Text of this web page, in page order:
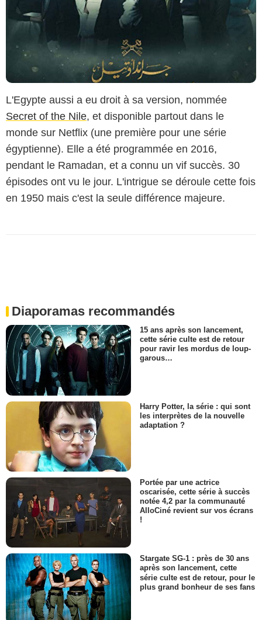
L'Egypte aussi a eu droit à sa version, nommée
Secret of the Nile, et disponible partout dans le
monde sur Netflix (une première pour une série
égyptienne). Elle a été programmée en 2016,
pendant le Ramadan, et a connu un vif succès. 30
épisodes ont vu le jour. L'intrigue se déroule cette fois
en 1950 mais c'est la seule différence majeure.
Diaporamas recommandés
15 ans après son lancement,
cette série culte est de retour
pour ravir les mordus de loup-
garous…
Harry Potter, la série : qui sont
les interprètes de la nouvelle
adaptation ?
Portée par une actrice
oscarisée, cette série à succès
notée 4,2 par la communauté
AlloCiné revient sur vos écrans
!
Stargate SG-1 : près de 30 ans
après son lancement, cette
série culte est de retour, pour le
plus grand bonheur de ses fans